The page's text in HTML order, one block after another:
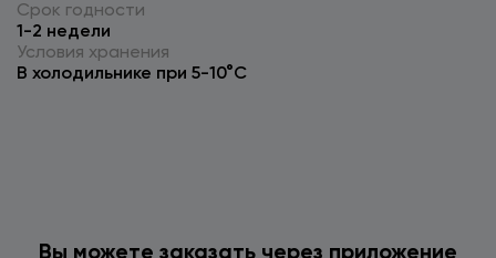
Срок годности
1-2 недели
Условия хранения
В холодильнике при 5-10°C
Вы можете заказать через приложение